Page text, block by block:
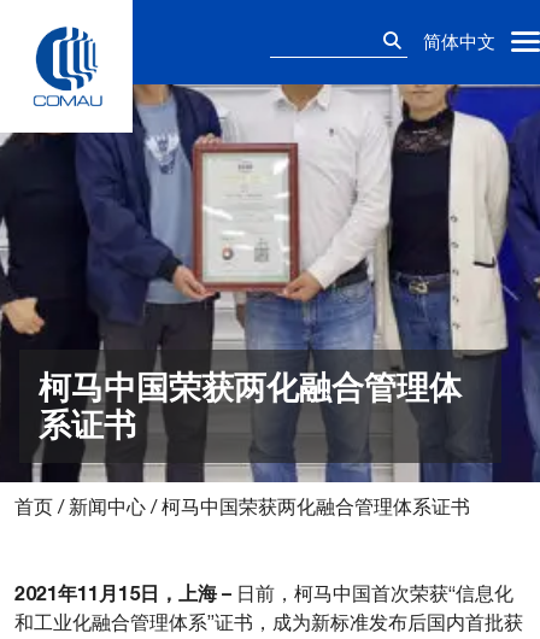
content
简体中文
柯马中国荣获两化融合管理体
系证书
首页 / 新闻中心 /柯马中国荣获两化融合管理体系证书
2021年11 月 15日 ， 上海 – 日前，柯马中国首次荣获“信息化
和工业化融合管理体系”证书，成为新标准发布后国内首批获